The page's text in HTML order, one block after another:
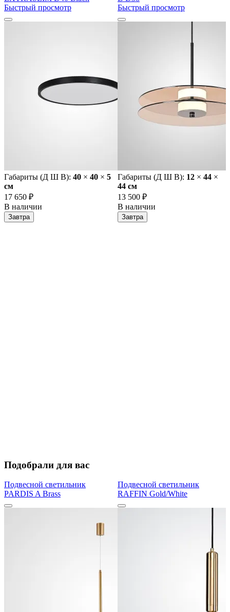
Быстрый просмотр
Габариты (Д Ш В): 40 × 40 × 5
cм
17 650 ₽
В наличии
Завтра
Быстрый просмотр
Габариты (Д Ш В): 12 × 44 ×
44 cм
13 500 ₽
В наличии
Завтра
Подобрали для вас
Подвесной светильник
PARDIS A Brass
Подвесной светильник
RAFFIN Gold/White